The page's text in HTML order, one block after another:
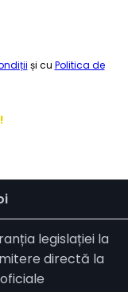
și cu Politica de
legislației la
directă la